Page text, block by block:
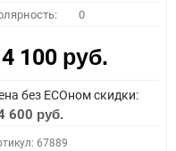
0
100 руб.
без ECOном скидки:
600 руб.
67889